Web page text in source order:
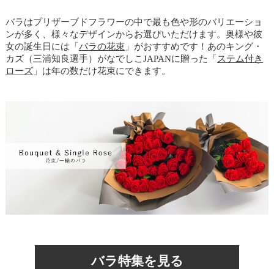
バラはプリザーブドフラワーの中で最も色や形のバリエーショ
ンが多く、様々なデザインからお選びいただけます。奥様や彼
女の誕生日には「バラの花束 」がおすすめです！あのキング・
カズ（三浦知良選手）がなでしこJAPANに贈った「ステム付き
ローズ」は年の数だけ花束にできます。
バラ特集を見る